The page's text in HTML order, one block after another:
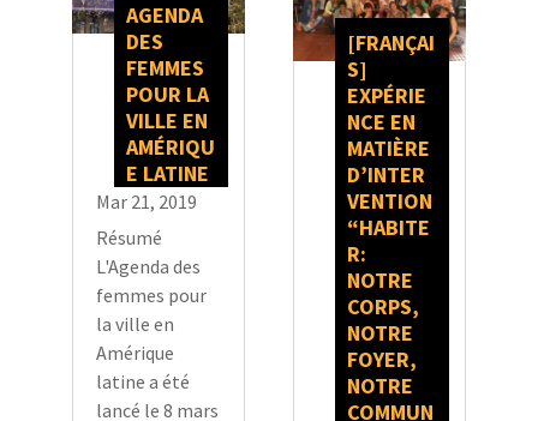
AGENDA
DES
FEMMES
POUR LA
VILLE EN
AMÉRIQU
E LATINE
Mar 21, 2019
Résumé
L'Agenda des
femmes pour
la ville en
Amérique
latine a été
lancé le 8 mars
[FRANÇAI
S]
EXPÉRIE
NCE EN
MATIÈRE
D’INTER
VENTION
“HABITE
R:
NOTRE
CORPS,
NOTRE
FOYER,
NOTRE
COMMUN